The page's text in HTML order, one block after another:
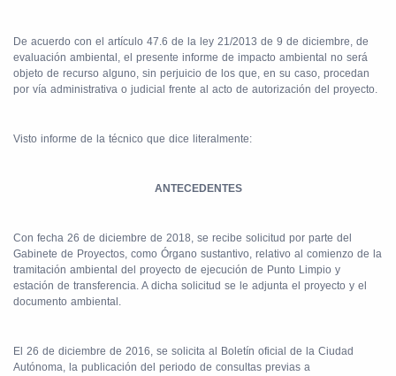
De acuerdo con el artículo 47.6 de la ley 21/2013 de 9 de diciembre, de
evaluación ambiental, el presente informe de impacto ambiental no será
objeto de recurso alguno, sin perjuicio de los que, en su caso, procedan
por vía administrativa o judicial frente al acto de autorización del proyecto.
Visto informe de la técnico que dice literalmente:
ANTECEDENTES
Con fecha 26 de diciembre de 2018, se recibe solicitud por parte del
Gabinete de Proyectos, como Órgano sustantivo, relativo al comienzo de la
tramitación ambiental del proyecto de ejecución de Punto Limpio y
estación de transferencia. A dicha solicitud se le adjunta el proyecto y el
documento ambiental.
El 26 de diciembre de 2016, se solicita al Boletín oficial de la Ciudad
Autónoma, la publicación del periodo de consultas previas a